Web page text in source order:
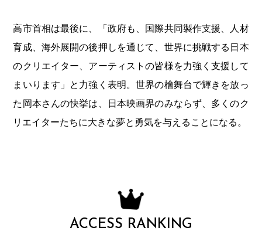
高市首相は最後に、「政府も、国際共同製作支援、人材
育成、海外展開の後押しを通じて、世界に挑戦する日本
のクリエイター、アーティストの皆様を力強く支援して
まいります」と力強く表明。世界の檜舞台で輝きを放っ
た岡本さんの快挙は、日本映画界のみならず、多くのク
リエイターたちに大きな夢と勇気を与えることになる。
ACCESS RANKING